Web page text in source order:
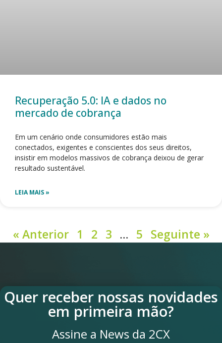
Recuperação 5.0: IA e dados no
mercado de cobrança
Em um cenário onde consumidores estão mais
conectados, exigentes e conscientes dos seus direitos,
insistir em modelos massivos de cobrança deixou de gerar
resultado sustentável.
LEIA MAIS »
« Anterior 1 2 3 … 5 Seguinte »
Quer receber nossas novidades
em primeira mão?
Assine a News da 2CX